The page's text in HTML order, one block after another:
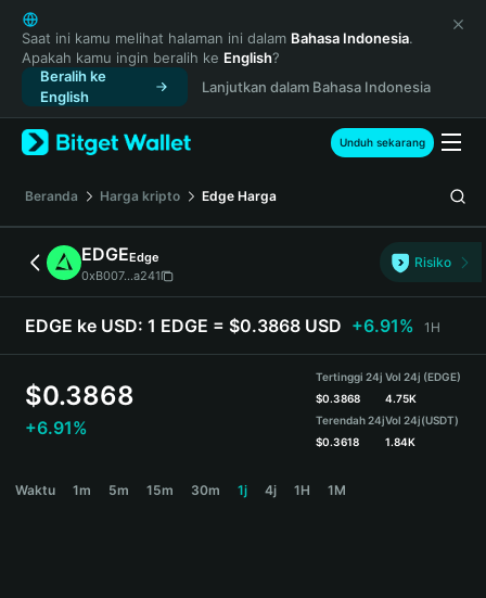
English
日本語
Tiếng Việt
Русский
Español (Latinoamérica)
Türkçe
Français
Deutsch
简体中文
繁體中文
Português (Portugal)
Bahasa Indonesia
ภาษาไทย
Español
Español (Argentina)
Saat ini kamu melihat halaman ini dalam Bahasa Indonesia.
Apakah kamu ingin beralih ke English?
Beralih ke
English
Lanjutkan dalam Bahasa Indonesia
Unduh sekarang
Beranda Harga kripto Edge Harga
EDGEEdge
0xB007...a241
Risiko
EDGE ke USD: 1 EDGE = $0.3868 USD +6.91% 1H
$0.3868
+6.91%
Tertinggi 24j
$0.3868
Terendah 24j
$0.3618
Vol 24j (EDGE)
4.75K
Vol 24j(USDT)
1.84K
Waktu 1m 5m 15m 30m 1j 4j 1H 1M